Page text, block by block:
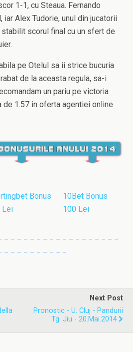
1-1, cu Steaua. Fernando
iar Alex Tudorie, unul din jucatorii
scorul final cu un sfert de
pe Otelul sa ii strice bucuria
de la aceasta regula, sa-i
un pariu pe victoria
1.57 in oferta agentiei online
Bonus
Lei
10Bet Bonus
100 Lei
Next Post
Pronostic - U. Cluj - Pandurii
Tg. Jiu - 20.Mai.2014